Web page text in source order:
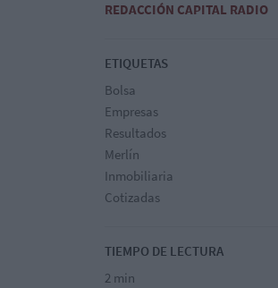
REDACCIÓN CAPITAL RADIO
ETIQUETAS
Bolsa
Empresas
Resultados
Merlín
Inmobiliaria
Cotizadas
TIEMPO DE LECTURA
2 min